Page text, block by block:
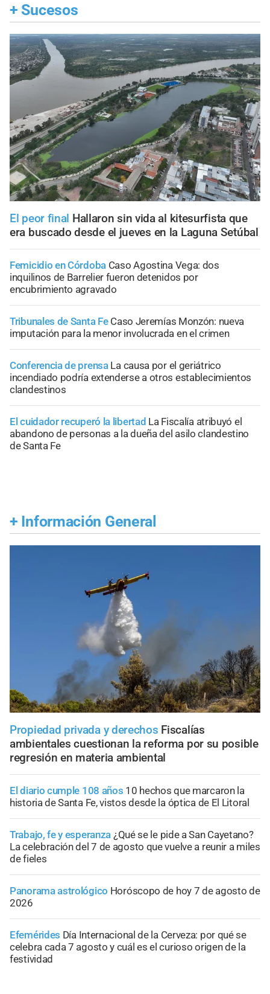
+ Sucesos
El peor final Hallaron sin vida al kitesurfista que
era buscado desde el jueves en la Laguna Setúbal
Femicidio en Córdoba Caso Agostina Vega: dos
inquilinos de Barrelier fueron detenidos por
encubrimiento agravado
Tribunales de Santa Fe Caso Jeremías Monzón: nueva
imputación para la menor involucrada en el crimen
Conferencia de prensa La causa por el geriátrico
incendiado podría extenderse a otros establecimientos
clandestinos
El cuidador recuperó la libertad La Fiscalía atribuyó el
abandono de personas a la dueña del asilo clandestino
de Santa Fe
+ Información General
Propiedad privada y derechos Fiscalías
ambientales cuestionan la reforma por su posible
regresión en materia ambiental
El diario cumple 108 años 10 hechos que marcaron la
historia de Santa Fe, vistos desde la óptica de El Litoral
Trabajo, fe y esperanza ¿Qué se le pide a San Cayetano?
La celebración del 7 de agosto que vuelve a reunir a miles
de fieles
Panorama astrológico Horóscopo de hoy 7 de agosto de
2026
Efemérides Día Internacional de la Cerveza: por qué se
celebra cada 7 agosto y cuál es el curioso origen de la
festividad